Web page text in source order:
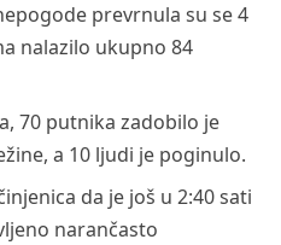
prevrnula su se 4
nalazilo ukupno 84
70 putnika zadobilo je
a 10 ljudi je poginulo.
da je još u 2:40 sati
narančasto